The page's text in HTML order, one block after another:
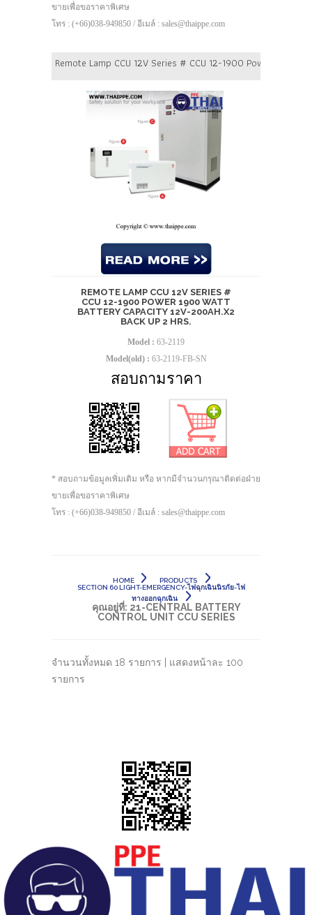
ขายเพื่อขอราคาพิเศษ
โทร : (+66)038-949850 / อีเมล์ : sales@thaippe.com
Remote Lamp CCU 12V Series # CCU 12-1900 Power 1900
REMOTE LAMP CCU 12V SERIES #
CCU 12-1900 POWER 1900 WATT
BATTERY CAPACITY 12V-200AH.X2
BACK UP 2 HRS.
Model : 63-2119
Model(old) : 63-2119-FB-SN
สอบถามราคา
* สอบถามข้อมูลเพิ่มเติม หรือ หากมีจำนวนกรุณาติดต่อฝ่าย
ขายเพื่อขอราคาพิเศษ
โทร : (+66)038-949850 / อีเมล์ : sales@thaippe.com
HOME
PRODUCTS
SECTION 60 LIGHT-EMERGENCY-ไฟฉุกเฉินนิรภัย-ไฟ
ทางออกฉุกเฉิน
คุณอยู่ที่: 21-CENTRAL BATTERY
CONTROL UNIT CCU SERIES
จำนวนทั้งหมด 18 รายการ | แสดงหน้าละ 100
รายการ